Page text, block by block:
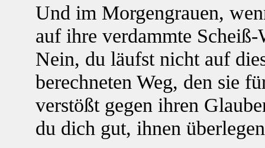
Und im Morgengrauen,
auf ihre verdammte Scheiß-
Nein, du läufst nicht auf
berechneten Weg, den sie
verstößt gegen ihren
du dich gut, ihnen